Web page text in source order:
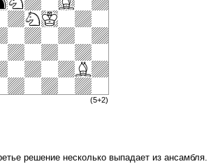
(5+2)
решение несколько выпадает из ансамбля.